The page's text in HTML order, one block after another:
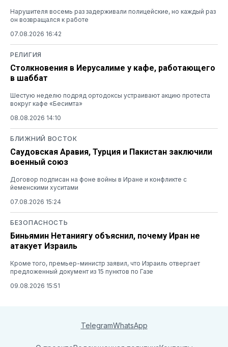
Нарушителя восемь раз задерживали полицейские, но каждый раз
он возвращался к работе
07.08.2026 16:42
РЕЛИГИЯ
Столкновения в Иерусалиме у кафе, работающего
в шаббат
Шестую неделю подряд ортодоксы устраивают акцию протеста
вокруг кафе «Бесимта»
08.08.2026 14:10
БЛИЖНИЙ ВОСТОК
Саудовская Аравия, Турция и Пакистан заключили
военный союз
Договор подписан на фоне войны в Иране и конфликте с
йеменскими хуситами
07.08.2026 15:24
БЕЗОПАСНОСТЬ
Биньямин Нетаниягу объяснил, почему Иран не
атакует Израиль
Кроме того, премьер-министр заявил, что Израиль отвергает
предложенный документ из 15 пунктов по Газе
09.08.2026 15:51
TelegramWhatsApp